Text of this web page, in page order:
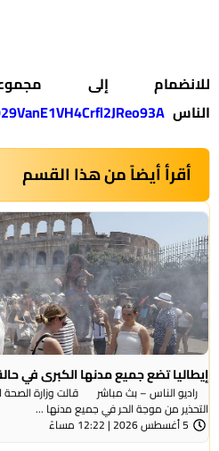
إلى مجموعة
https://whatsapp.com/channel/0029VanE1VH4Crfl2JReo93A
أيضاً من هذا القسم
تضع جميع مدنها الكبرى في حالة
– بث مباشر قالت وزارة الصحة
من موجة ​الحر في جميع مدنها ...